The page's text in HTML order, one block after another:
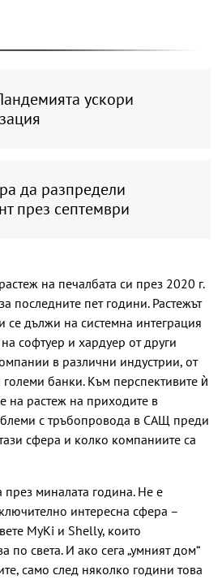
ускори
да разпредели
през септември
на печалбата си през 2020 г.
последните пет години. Растежът
се дължи на системна интеграция
софтуер и хардуер от други
в различни индустрии, от
банки. Към перспективите ѝ
на растеж на приходите в
с тръбопровода в САЩ преди
сфера и колко компаниите са
през миналата година. Не е
интересна сфера –
MyKi и Shelly, които
света. И ако сега „умният дом“
само след няколко години това